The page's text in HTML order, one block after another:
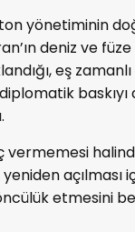
yönetiminin
deniz ve
eş
baskıyı
yeniden açılması
etmesini